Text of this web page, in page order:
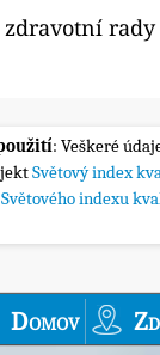
: Veškeré
Světový index
indexu
Domov